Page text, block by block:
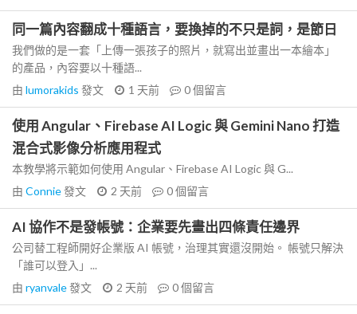
同一篇內容翻成十種語言，要換掉的不只是詞，是節日
我們做的是一套「上傳一張孩子的照片，就寫出並畫出一本繪本」
的產品，內容要以十種語...
由 lumorakids 發文 1 天前 0個留言
使用 Angular、Firebase AI Logic 與 Gemini Nano 打造
混合式影像分析應用程式
本教學將示範如何使用 Angular、Firebase AI Logic 與 G...
由 Connie發文 2 天前 0個留言
AI 協作不是發帳號：企業要先畫出四條責任邊界
公司替工程師開好企業版 AI 帳號，治理其實還沒開始。 帳號只解決
「誰可以登入」...
由 ryanvale發文 2 天前 0個留言